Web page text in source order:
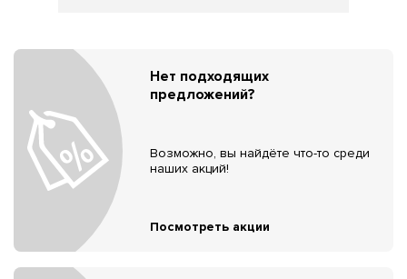
Нет подходящих
предложений?
Возможно, вы найдёте что-то среди
наших акций!
Посмотреть акции